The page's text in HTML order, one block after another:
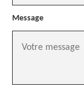
Message